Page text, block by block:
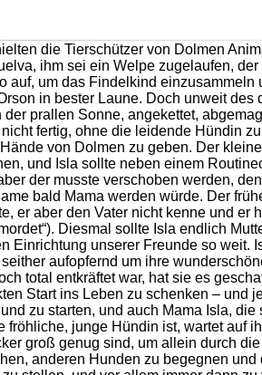
die Tierschützer von Dolmen
ihm sei ein Welpe zugelaufen,
auf, um das Findelkind
in bester Laune. Doch unweit des
prallen Sonne, angekettet,
fertig, ohne die leidende Hündin
von Dolmen zu geben. Der
und Isla sollte neben einem
der musste verschoben werden,
bald Mama werden würde. Der
er aber den Vater nicht kenne und er
Diesmal sollte Isla endlich
Einrichtung unserer Freunde so weit.
aufopfernd um ihre
total entkräftet war, hat sie es
Start ins Leben zu schenken – und
zu starten, und auch Mama Isla, die
fröhliche, junge Hündin ist, wartet auf
groß genug sind, um allein durch
anderen Hunden zu begegnen